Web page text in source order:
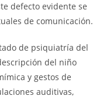
defecto evidente se
de comunicación.
de psiquiatría del
del niño
y gestos de
auditivas,